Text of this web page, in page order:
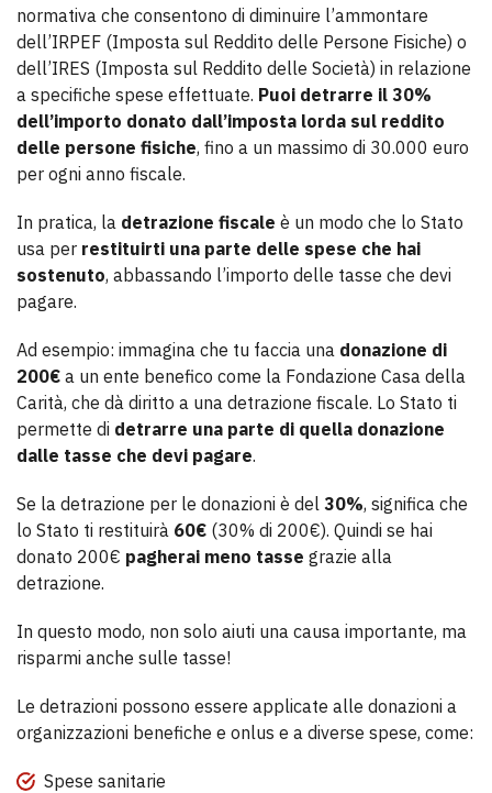
normativa che consentono di diminuire l’ammontare
dell’IRPEF (Imposta sul Reddito delle Persone Fisiche) o
dell’IRES (Imposta sul Reddito delle Società) in relazione
a specifiche spese effettuate. Puoi detrarre il 30%
dell’importo donato dall’imposta lorda sul reddito
delle persone fisiche, fino a un massimo di 30.000 euro
per ogni anno fiscale.
In pratica, la detrazione fiscale è un modo che lo Stato
usa per restituirti una parte delle spese che hai
sostenuto, abbassando l’importo delle tasse che devi
pagare.
Ad esempio: immagina che tu faccia una donazione di
200€ a un ente benefico come la Fondazione Casa della
Carità, che dà diritto a una detrazione fiscale. Lo Stato ti
permette di detrarre una parte di quella donazione
dalle tasse che devi pagare.
Se la detrazione per le donazioni è del 30%, significa che
lo Stato ti restituirà 60€ (30% di 200€). Quindi se hai
donato 200€ pagherai meno tasse grazie alla
detrazione.
In questo modo, non solo aiuti una causa importante, ma
risparmi anche sulle tasse!
Le detrazioni possono essere applicate alle donazioni a
organizzazioni benefiche e onlus e a diverse spese, come:
Spese sanitarie